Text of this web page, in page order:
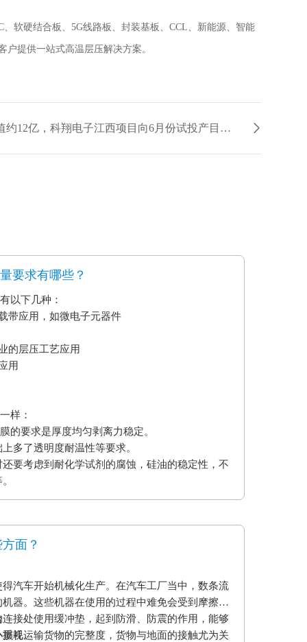
、软硬结合板、5G线路板、封装基板、CCL、新能源、智能
提供一站式高温层压解决方案。
下一篇：年产值约12亿，科翔电子江西项目向6月份试投产目标冲刺
要求有哪些？
以下几种：
带应用，如微电子元器件
的层压工艺应用
用
样：
的要求是厚度均匀剥离力稳定。
多了透明度耐温性等要求。
要考虑到耐化学试剂的腐蚀，硅油的稳定性，不
面？
汽车开始机械化生产。在汽车工厂当中，数条流
器。这些机器在使用的过程中难免会受到摩擦和
接处使用缓冲垫，起到防滑、防震的作用，能够
耗。
视运输货物的完整度，货物与地面的接触尤为关